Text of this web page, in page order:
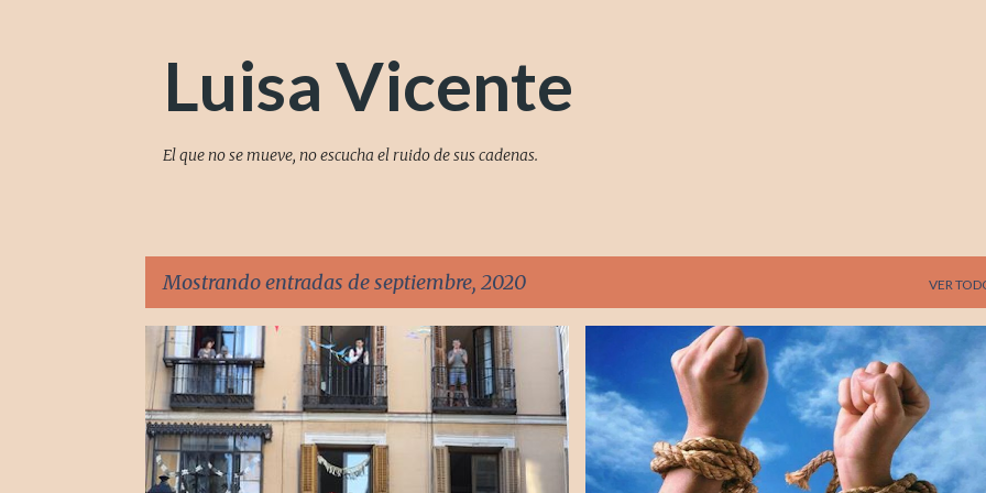
Luisa Vicente
El que no se mueve, no escucha el ruido de sus cadenas.
Mostrando entradas de septiembre, 2020 VER
E
n
t
r
COVID-19 POLÍTICA